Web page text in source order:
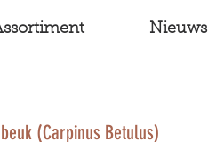
Nieuws
(Carpinus Betulus)